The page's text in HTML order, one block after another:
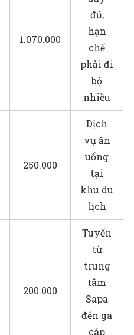
1.070.000
đủ,
hạn
chế
phải đi
bộ
nhiều
250.000
Dịch
vụ ăn
uống
tại
khu du
lịch
200.000
Tuyến
từ
trung
tâm
Sapa
đến ga
cáp